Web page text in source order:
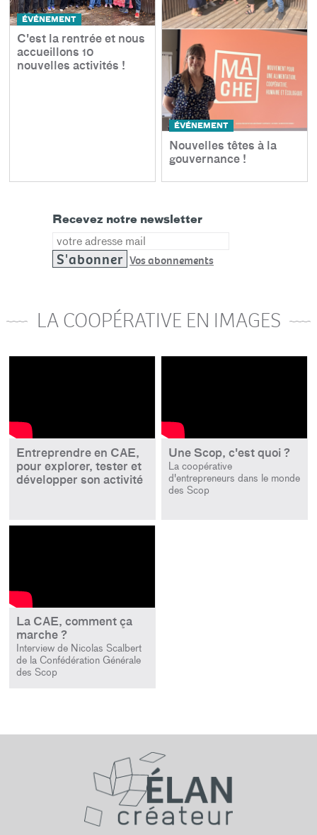
ÉVÉNEMENT
C'est la rentrée et nous
accueillons 10
nouvelles activités !
ÉVÉNEMENT
Nouvelles têtes à la
gouvernance !
Recevez notre newsletter
Email
Vos abonnements
LA COOPÉRATIVE EN IMAGES
Entreprendre en CAE,
pour explorer, tester et
développer son activité
Une Scop, c'est quoi ?
La coopérative
d'entrepreneurs dans le monde
des Scop
La CAE, comment ça
marche ?
Interview de Nicolas Scalbert
de la Confédération Générale
des Scop